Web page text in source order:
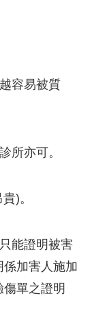
容易被質
所亦可。
)。
能證明被害
加害人施加
單之證明